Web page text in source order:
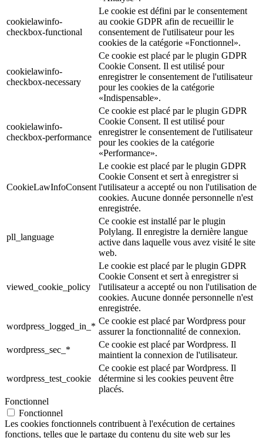
cookielawinfo-
checkbox-functional
Le cookie est défini par le consentement
au cookie GDPR afin de recueillir le
consentement de l'utilisateur pour les
cookies de la catégorie «Fonctionnel».
cookielawinfo-
checkbox-necessary
Ce cookie est placé par le plugin GDPR
Cookie Consent. Il est utilisé pour
enregistrer le consentement de l'utilisateur
pour les cookies de la catégorie
«Indispensable».
cookielawinfo-
checkbox-performance
Ce cookie est placé par le plugin GDPR
Cookie Consent. Il est utilisé pour
enregistrer le consentement de l'utilisateur
pour les cookies de la catégorie
«Performance».
CookieLawInfoConsent
Le cookie est placé par le plugin GDPR
Cookie Consent et sert à enregistrer si
l'utilisateur a accepté ou non l'utilisation de
cookies. Aucune donnée personnelle n'est
enregistrée.
pll_language
Ce cookie est installé par le plugin
Polylang. Il enregistre la dernière langue
active dans laquelle vous avez visité le site
web.
viewed_cookie_policy
Le cookie est placé par le plugin GDPR
Cookie Consent et sert à enregistrer si
l'utilisateur a accepté ou non l'utilisation de
cookies. Aucune donnée personnelle n'est
enregistrée.
wordpress_logged_in_*
Ce cookie est placé par Wordpress pour
assurer la fonctionnalité de connexion.
wordpress_sec_*
Ce cookie est placé par Wordpress. Il
maintient la connexion de l'utilisateur.
wordpress_test_cookie
Ce cookie est placé par Wordpress. Il
détermine si les cookies peuvent être
placés.
Fonctionnel
Fonctionnel
Les cookies fonctionnels contribuent à l'exécution de certaines
fonctions, telles que le partage du contenu du site web sur les